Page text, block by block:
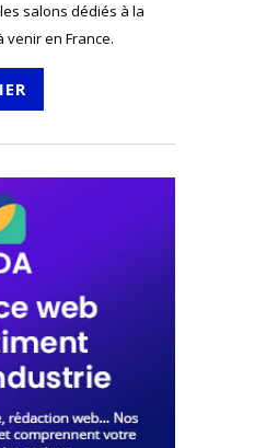
salons dédiés à la
en France.